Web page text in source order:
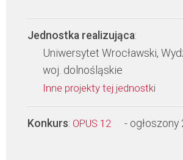
Jednostka realizująca:
Uniwersytet Wrocławski,
woj. dolnośląskie
Inne projekty tej jednostki
Konkurs: OPUS 12 -